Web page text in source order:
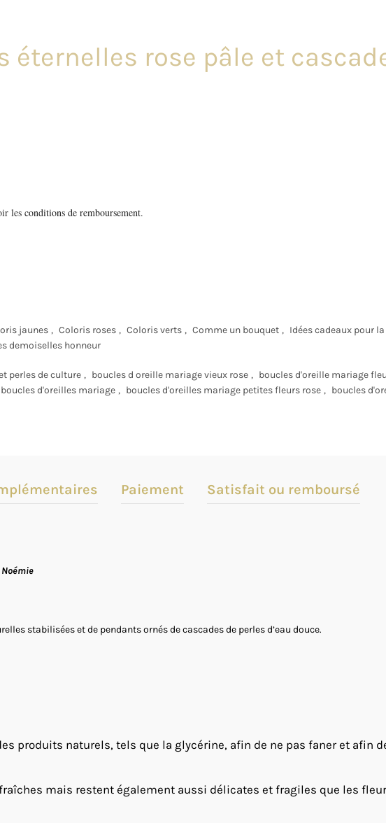
éternelles rose pâle et
les conditions de remboursement.
jaunes , Coloris roses , Coloris verts , Comme un bouquet , Idées cadeaux pour
demoiselles honneur
perles de culture , boucles d oreille mariage vieux rose , boucles d'oreille mariage
boucles d'oreilles mariage , boucles d'oreilles mariage petites fleurs rose , boucles
Paiement Satisfait ou remboursé
stabilisées et de pendants ornés de cascades de perles d’eau douce.
produits naturels, tels que la glycérine, afin de ne pas faner et afin
mais restent également aussi délicates et fragiles que les